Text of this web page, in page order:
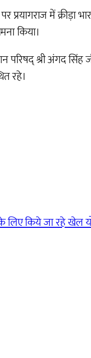
में क्रीड़ा
किया।
श्री अंगद सिंह
रहे।
किये जा रहे खेल